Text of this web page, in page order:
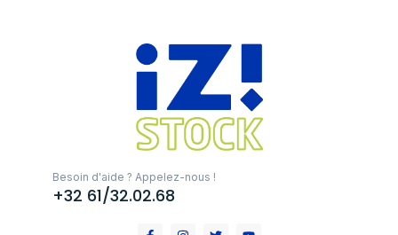
Besoin d'aide ? Appelez-nous !
+32 61/32.02.68